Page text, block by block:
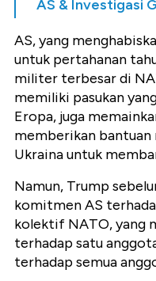
AS & Investigasi
AS, yang
untuk pertahanan
militer terbesar di
memiliki pasukan
Eropa, juga
memberikan bantuan
Ukraina untuk
Namun, Trump
komitmen AS
kolektif NATO, yang
terhadap satu
terhadap semua